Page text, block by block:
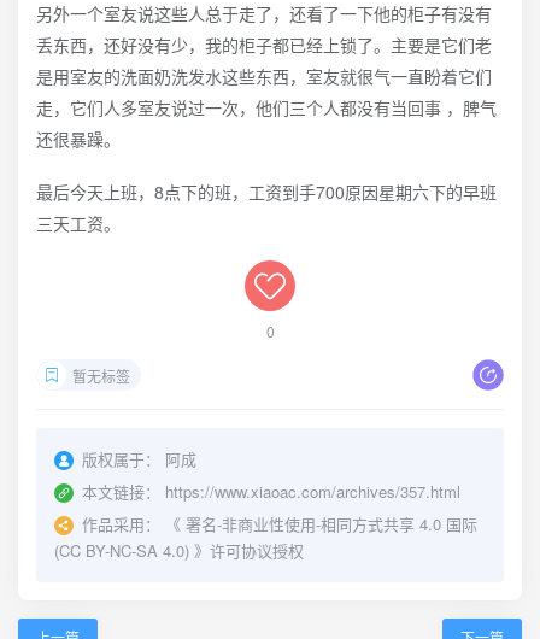
另外一个室友说这些人总于走了，还看了一下他的柜子有没有
丢东西，还好没有少，我的柜子都已经上锁了。主要是它们老
是用室友的洗面奶洗发水这些东西，室友就很气一直盼着它们
走，它们人多室友说过一次，他们三个人都没有当回事 ，脾气
还很暴躁。
最后今天上班，8点下的班，工资到手700原因星期六下的早班
三天工资。
0
暂无标签
版权属于：
阿成
本文链接：
https://www.xiaoac.com/archives/357.html
作品采用：
《 署名-非商业性使用-相同方式共享 4.0 国际
(CC BY-NC-SA 4.0) 》许可协议授权